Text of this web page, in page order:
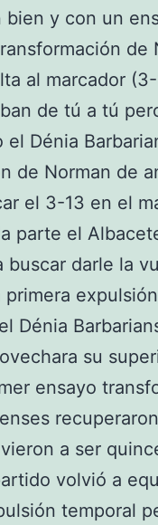
bien y con un
de
al marcador
de tú a tú
el Dénia
de Norman de
el 3-13 en el
parte el
buscar darle la
primera
Dénia
su
ensayo
a ser
volvió a
temporal